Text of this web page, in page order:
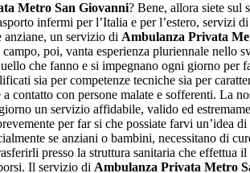
Metro San Giovanni? Bene, allora siete sul
infermi per l’Italia e per l’estero, servizi
anziane, un servizio di Ambulanza Privata
poi, vanta esperienza pluriennale
che fanno e si impegnano ogni giorno
sia per competenze tecniche sia per
contatto con persone malate e sofferenti. La
un servizio affidabile, valido ed
per far si che possiate farvi un’idea
se anziani o bambini, necessitano di
presso la struttura sanitaria che
Il servizio di Ambulanza Privata Metro